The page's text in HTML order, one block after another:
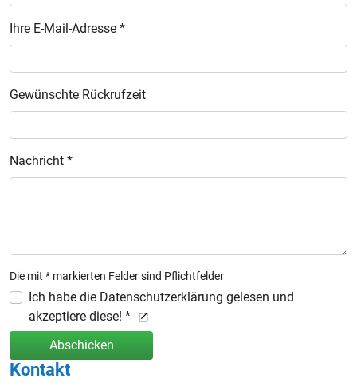
Ihre E-Mail-Adresse *
Gewünschte Rückrufzeit
Nachricht *
Die mit * markierten Felder sind Pflichtfelder
Ich habe die Datenschutzerklärung gelesen und
akzeptiere diese! *
Abschicken
Kontakt